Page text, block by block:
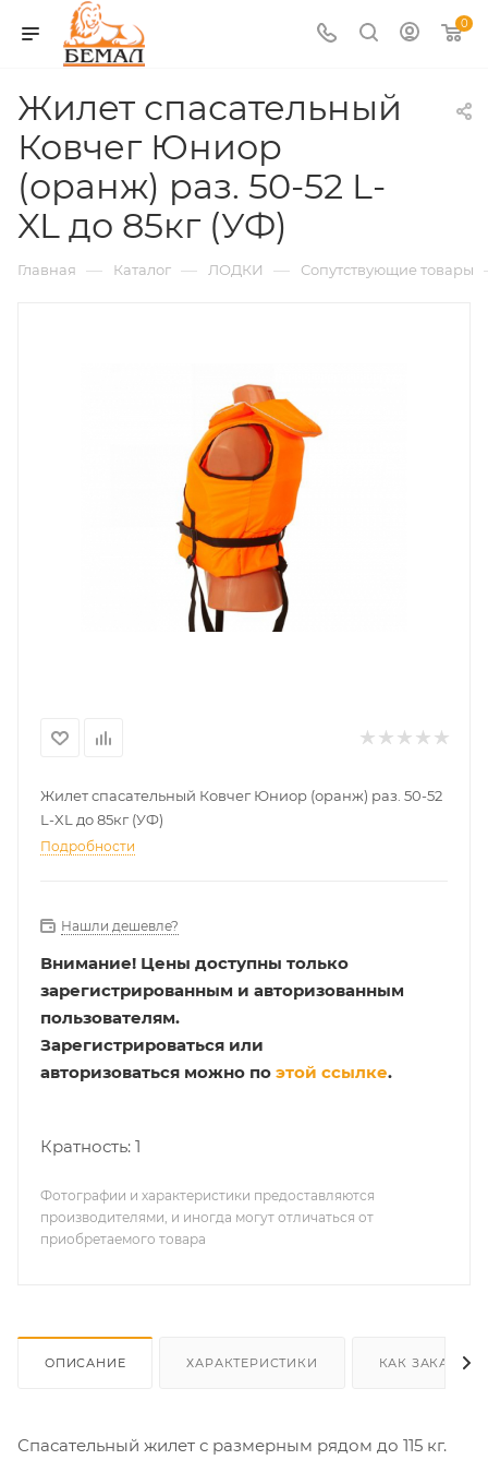
0
Жилет спасательный
Ковчег Юниор
(оранж) раз. 50-52 L-
XL до 85кг (УФ)
Главная — Каталог — ЛОДКИ — Сопутствующие товары
Жилет спасательный Ковчег Юниор (оранж) раз. 50-52
L-XL до 85кг (УФ)
Подробности
Нашли дешевле?
Внимание! Цены доступны только
зарегистрированным и авторизованным
пользователям.
Зарегистрироваться или
авторизоваться можно по этой ссылке.
Кратность: 1
Фотографии и характеристики предоставляются
производителями, и иногда могут отличаться от
приобретаемого товара
ОПИСАНИЕ ХАРАКТЕРИСТИКИ КАК ЗАКАЗАТЬ
Спасательный жилет с размерным рядом до 115 кг.